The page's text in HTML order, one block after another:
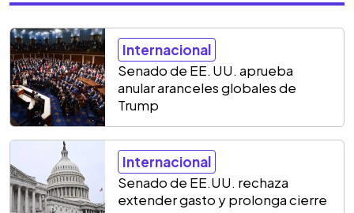
Internacional
Senado de EE. UU. aprueba
anular aranceles globales de
Trump
Internacional
Senado de EE.UU. rechaza
extender gasto y prolonga cierre